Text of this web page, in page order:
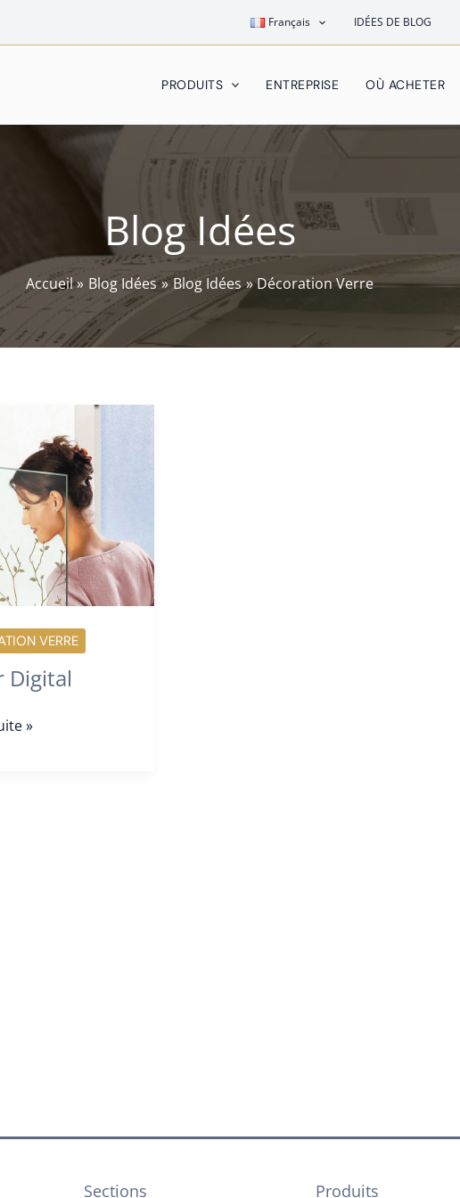
Français IDÉES DE BLOG
PRODUITS ENTREPRISE OÙ ACHETER
Blog Idées
Accueil Blog Idées Blog Idées Décoration Verre
VERRE
Digital
»
Sections Produits